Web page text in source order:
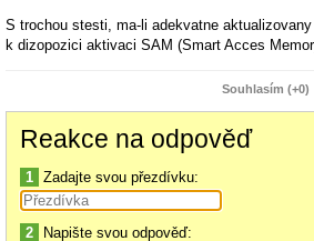
S trochou stesti, ma-li adekvatne
k dizopozici aktivaci SAM (Smart Acces
Za me, pro jeho dosavadni CPU ktere
Upgradovat, nic vykonejsiho nebo dazsiho
modelu Nvidia proc ne RTX 3060.. na misto
25% - 30% naskok ktery bude stejne
totalni Overkill ktere dosazuji spise pro 2K/4K
Souhlasím (+0)
Reakce na odpověď
1 Zadajte svou přezdívku:
2 Napište svou odpověď: